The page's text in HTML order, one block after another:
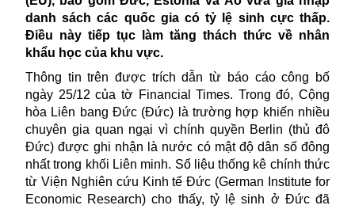
danh sách các quốc gia có tỷ lệ sinh cực thấp.
Điều này tiếp tục làm tăng thách thức về nhân
khẩu học của khu vực.
Thông tin trên được trích dẫn từ báo cáo công bố
ngày 25/12 của tờ Financial Times. Trong đó, Cộng
hòa Liên bang Đức (Đức) là trường hợp khiến nhiều
chuyên gia quan ngại vì chính quyền Berlin (thủ đô
Đức) được ghi nhận là nước có mật độ dân số đông
nhất trong khối Liên minh. Số liệu thống kê chính thức
từ Viện Nghiên cứu Kinh tế Đức (German Institute for
Economic Research)cho thấy, tỷ lệ sinh ở Đức đã